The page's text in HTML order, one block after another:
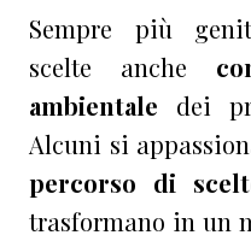
Sempre più
scelte anche
ambientale dei
Alcuni si
percorso di
trasformano in un